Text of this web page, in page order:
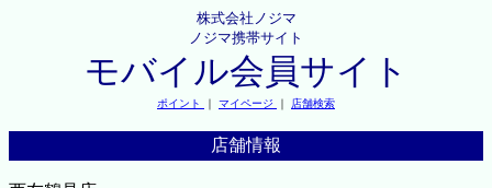
株式会社ノジマ
ノジマ携帯サイト
モバイル会員サイト
ポイント ｜ マイページ ｜ 店舗検索
店舗情報